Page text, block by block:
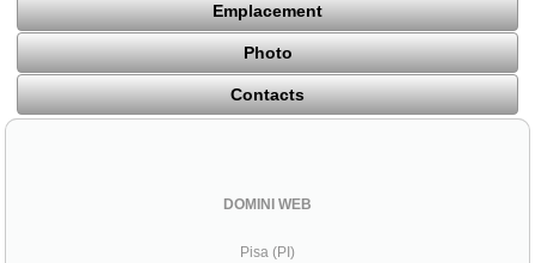
Emplacement
Photo
Contacts
DOMINI WEB
Pisa (PI)